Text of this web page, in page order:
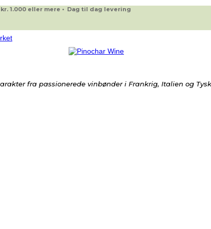
1.000 eller mere • Dag til dag levering
fra passionerede vinbønder i Frankrig, Italien og